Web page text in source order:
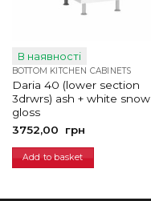
В наявності
BOTTOM KITCHEN CABINETS
Daria 40 (lower section
3drwrs) ash + white snow
gloss
3752,00
грн
Add to basket